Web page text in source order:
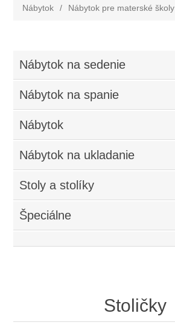
Nábytok / Nábytok pre materské školy
Nábytok na sedenie
Nábytok na spanie
Nábytok
Nábytok na ukladanie
Stoly a stolíky
Špeciálne
Stoličky